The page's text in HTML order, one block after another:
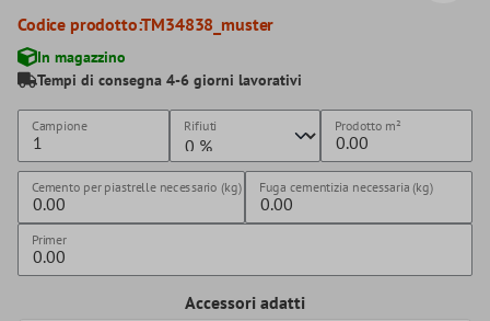
Codice prodotto:TM34838_muster
In magazzino
Tempi di consegna 4-6 giorni lavorativi
Campione Rifiuti Prodotto m²
Cemento per piastrelle necessario (kg) Fuga cementizia necessaria (kg)
Primer
Accessori adatti